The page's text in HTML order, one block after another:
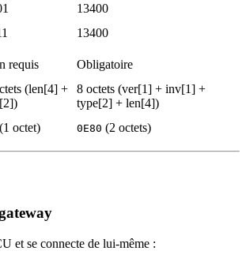
13400
13400
requis
Obligatoire
(len[4] +
8 octets (ver[1] + inv[1] +
type[2] + len[4])
(1 octet) 0E80 (2 octets)
et se connecte de lui-même :